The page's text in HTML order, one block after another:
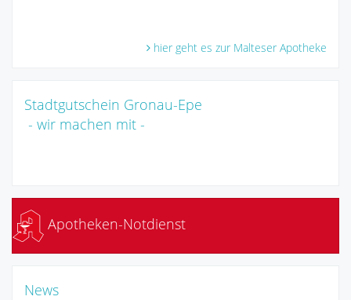
hier geht es zur Malteser Apotheke
Stadtgutschein Gronau-Epe
- wir machen mit -
Apotheken-Notdienst
News